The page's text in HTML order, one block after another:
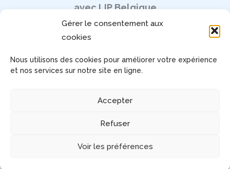
Gérer le consentement aux
cookies
Nous utilisons des cookies pour améliorer votre expérience
et nos services sur notre site en ligne.
Accepter
Refuser
Voir les préférences
avec LIP Belgique
Pages légales
CGU
Gérez votre consentement